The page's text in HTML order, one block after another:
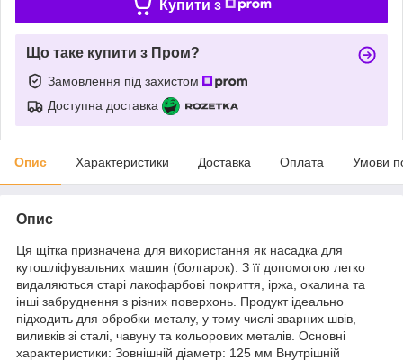
Купити з
Що таке купити з Пром?
Замовлення під захистом
Доступна доставка
Опис Характеристики Доставка Оплата Умови
Опис
Ця щітка призначена для використання як насадка для
кутошліфувальних машин (болгарок). З її допомогою легко
видаляються старі лакофарбові покриття, іржа, окалина та
інші забруднення з різних поверхонь. Продукт ідеально
підходить для обробки металу, у тому числі зварних швів,
виливків зі сталі, чавуну та кольорових металів. Основні
характеристики: Зовнішній діаметр: 125 мм Внутрішній